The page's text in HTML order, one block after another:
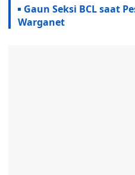
Gaun Seksi BCL saat
Warganet